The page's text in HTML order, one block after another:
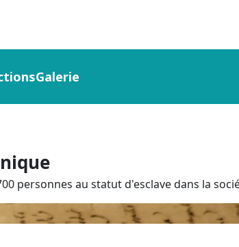
Galerie
personnes au statut d'esclave dans la